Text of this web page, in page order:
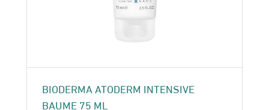
BIODERMA ATODERM INTENSIVE
BAUME 75 ML